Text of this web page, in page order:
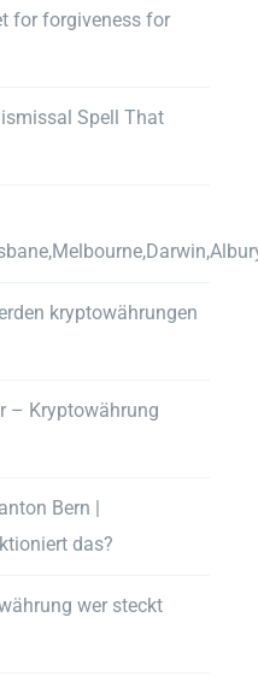
for forgiveness for
Spell That
kryptowährungen
– Kryptowährung
Bern |
das?
wer steckt